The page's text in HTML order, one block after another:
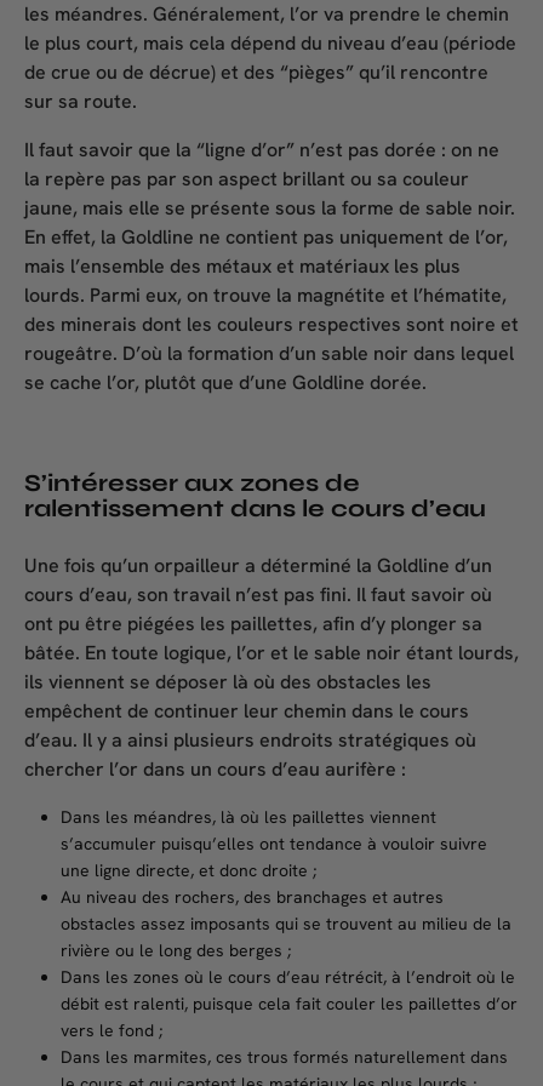
les méandres. Généralement, l’or va prendre le chemin
le plus court, mais cela dépend du niveau d’eau (période
de crue ou de décrue) et des “pièges” qu’il rencontre
sur sa route.
Il faut savoir que la “ligne d’or” n’est pas dorée : on ne
la repère pas par son aspect brillant ou sa couleur
jaune, mais elle se présente sous la forme de sable noir.
En effet, la Goldline ne contient pas uniquement de l’or,
mais l’ensemble des métaux et matériaux les plus
lourds. Parmi eux, on trouve la magnétite et l’hématite,
des minerais dont les couleurs respectives sont noire et
rougeâtre. D’où la formation d’un sable noir dans lequel
se cache l’or, plutôt que d’une Goldline dorée.
S’intéresser aux zones de
ralentissement dans le cours d’eau
Une fois qu’un orpailleur a déterminé la Goldline d’un
cours d’eau, son travail n’est pas fini. Il faut savoir où
ont pu être piégées les paillettes, afin d’y plonger sa
bâtée. En toute logique, l’or et le sable noir étant lourds,
ils viennent se déposer là où des obstacles les
empêchent de continuer leur chemin dans le cours
d’eau. Il y a ainsi plusieurs endroits stratégiques où
chercher l’or dans un cours d’eau aurifère :
Dans les méandres, là où les paillettes viennent
s’accumuler puisqu’elles ont tendance à vouloir suivre
une ligne directe, et donc droite ;
Au niveau des rochers, des branchages et autres
obstacles assez imposants qui se trouvent au milieu de la
rivière ou le long des berges ;
Dans les zones où le cours d’eau rétrécit, à l’endroit où le
débit est ralenti, puisque cela fait couler les paillettes d’or
vers le fond ;
Dans les marmites, ces trous formés naturellement dans